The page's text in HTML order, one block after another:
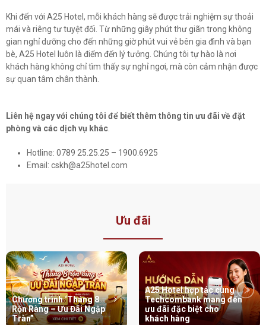
Khi đến với A25 Hotel, mỗi khách hàng sẽ được trải nghiệm sự thoải
mái và riêng tư tuyệt đối. Từ những giây phút thư giãn trong không
gian nghỉ dưỡng cho đến những giờ phút vui vẻ bên gia đình và bạn
bè, A25 Hotel luôn là điểm đến lý tưởng. Chúng tôi tự hào là nơi
khách hàng không chỉ tìm thấy sự nghỉ ngơi, mà còn cảm nhận được
sự quan tâm chân thành.
Liên hệ ngay với chúng tôi để biết thêm thông tin ưu đãi về đặt
phòng và các dịch vụ khác
Hotline: 0789 25.25.25 – 1900.6925
Email: cskh@a25hotel.com
Ưu đãi
Chương trình ‘Tháng 8
Rộn Ràng – Ưu Đãi Ngập
Tràn”
A25 Hotel hợp tác cùng
Techcombank mang đến
ưu đãi đặc biệt cho
khách hàng